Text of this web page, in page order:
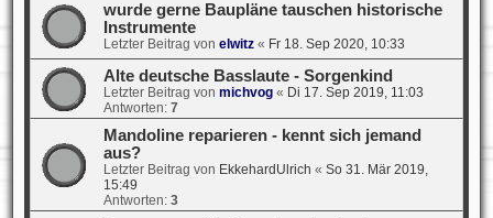
wurde gerne Baupläne tauschen historische
Instrumente
Letzter Beitrag von elwitz« Fr 18. Sep 2020, 10:33
Alte deutsche Basslaute - Sorgenkind
Letzter Beitrag von michvog« Di 17. Sep 2019, 11:03
Antworten: 7
Mandoline reparieren - kennt sich jemand
aus?
Letzter Beitrag von EkkehardUlrich « So 31. Mär 2019,
15:49
Antworten: 3